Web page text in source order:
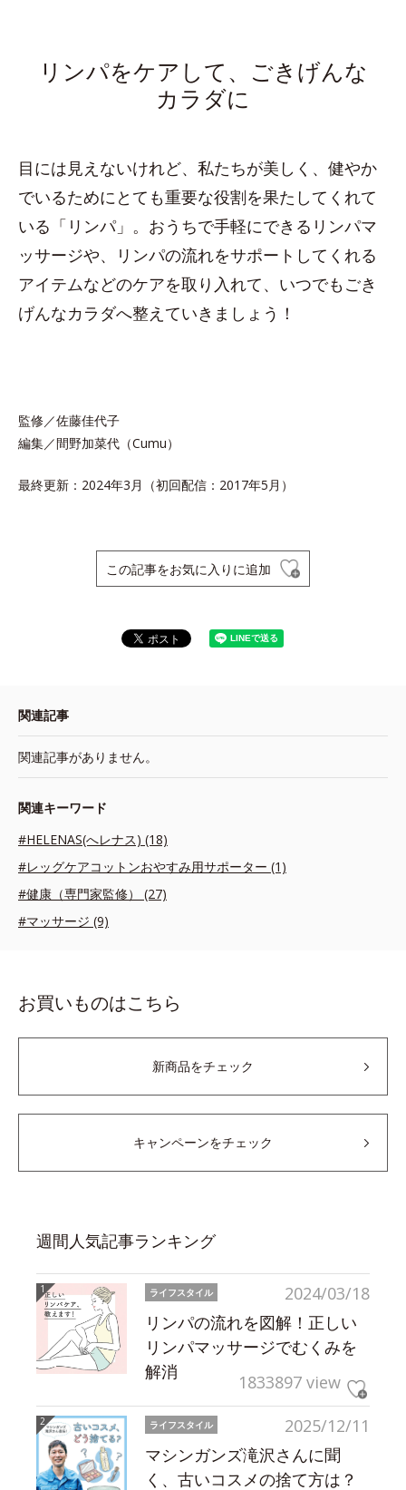
リンパをケアして、ごきげんな
カラダに
目には見えないけれど、私たちが美しく、健やか
でいるためにとても重要な役割を果たしてくれて
いる「リンパ」。おうちで手軽にできるリンパマ
ッサージや、リンパの流れをサポートしてくれる
アイテムなどのケアを取り入れて、いつでもごき
げんなカラダへ整えていきましょう！
監修／佐藤佳代子
編集／間野加菜代（Cumu）
最終更新：2024年3月（初回配信：2017年5月）
この記事をお気に入りに追加
関連記事
関連記事がありません。
関連キーワード
#HELENAS(へレナス) (18)
#レッグケアコットンおやすみ用サポーター (1)
#健康（専門家監修） (27)
#マッサージ (9)
お買いものはこちら
新商品をチェック
キャンペーンをチェック
週間人気記事ランキング
2024/03/18
ライフスタイル
リンパの流れを図解！正しい
リンパマッサージでむくみを
解消
1833897 view
2025/12/11
ライフスタイル
マシンガンズ滝沢さんに聞
く、古いコスメの捨て方は？